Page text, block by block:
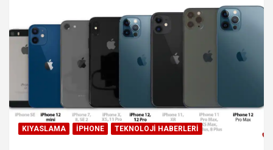
KIYASLAMA IPHONE TEKNOLOJI HABERLERI